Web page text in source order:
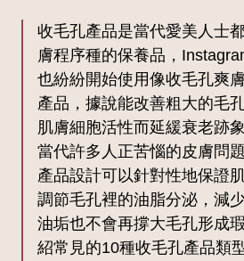
收毛孔產品是當代愛美人士
膚程序種的保養品，
也紛紛開始使用像收毛孔爽
產品，據說能改善粗大的毛
肌膚細胞活性而延緩衰老跡
當代許多人正苦惱的皮膚問
產品設計可以針對性地保證
調節毛孔裡的油脂分泌，減
油垢也不會再撐大毛孔形成
紹常見的10種收毛孔產品類